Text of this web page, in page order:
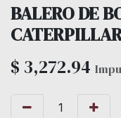
BALERO DE
$ 3,272.94